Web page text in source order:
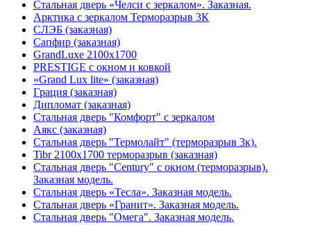
Стальная дверь «Челси с зеркалом». Заказная.
Арктика с зеркалом Терморазрыв 3К
СЛЭБ (заказная)
Сапфир (заказная)
GrandLuxe 2100х1700
PRESTIGE с окном и ковкой
«Grand Lux lite» (заказная)
Гpация (заказная)
Дипломат (заказная)
Стальная дверь "Комфорт" с зеркалом
Аякс (заказная)
Стальная дверь "Термолайт" (терморазрыв 3к).
Tibr 2100х1700 терморазрыв (заказная)
Стальная дверь "Century" с окном (терморазрыв).
Заказная модель.
Стальная дверь «Тесла». Заказная модель.
Стальная дверь «Гранит». Заказная модель.
Стальная дверь "Омега". Заказная модель.